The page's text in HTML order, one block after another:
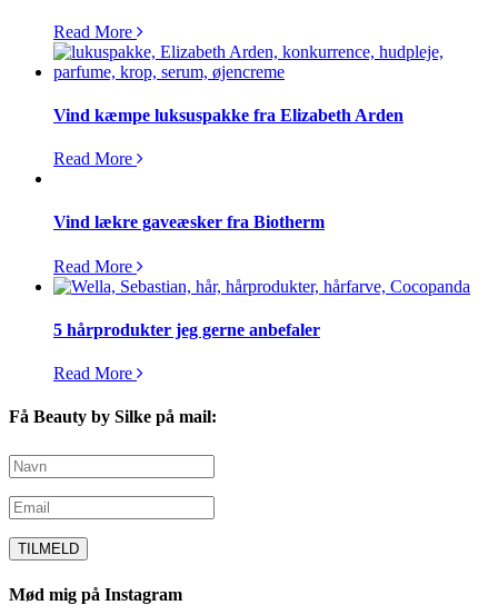
Read More
Vind kæmpe luksuspakke fra Elizabeth Arden
Read More
Vind lækre gaveæsker fra Biotherm
Read More
5 hårprodukter jeg gerne anbefaler
Read More
Få Beauty by Silke på mail:
Mød mig på Instagram